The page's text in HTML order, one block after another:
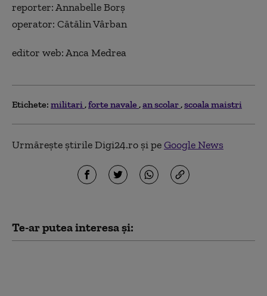
reporter: Annabelle Borş
operator: Cătălin Vârban
editor web: Anca Medrea
Etichete: militari forte navale an scolar scoala maistri
Urmărește știrile Digi24.ro și peGoogle News
Te-ar putea interesa și: